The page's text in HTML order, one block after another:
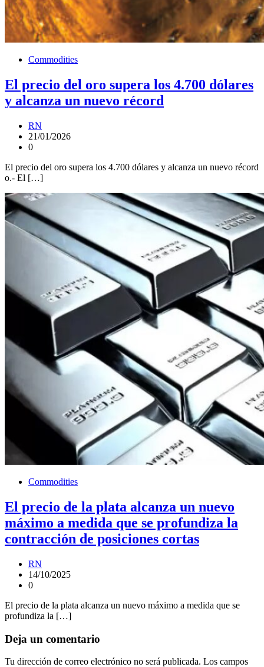
Commodities
El precio del oro supera los 4.700 dólares
y alcanza un nuevo récord
RN
21/01/2026
0
El precio del oro supera los 4.700 dólares y alcanza un nuevo récord
o.- El […]
Commodities
El precio de la plata alcanza un nuevo
máximo a medida que se profundiza la
contracción de posiciones cortas
RN
14/10/2025
0
El precio de la plata alcanza un nuevo máximo a medida que se
profundiza la […]
Deja un comentario
Tu dirección de correo electrónico no será publicada. Los campos